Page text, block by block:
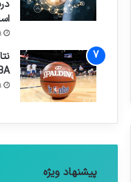
9
پیشنهاد ویژه